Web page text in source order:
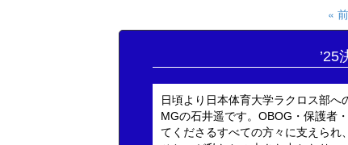
«
’25
日頃より日本体育大学ラクロス部
MGの石井遥です。OBOG・保護者
てくださるすべての方々に支えられ